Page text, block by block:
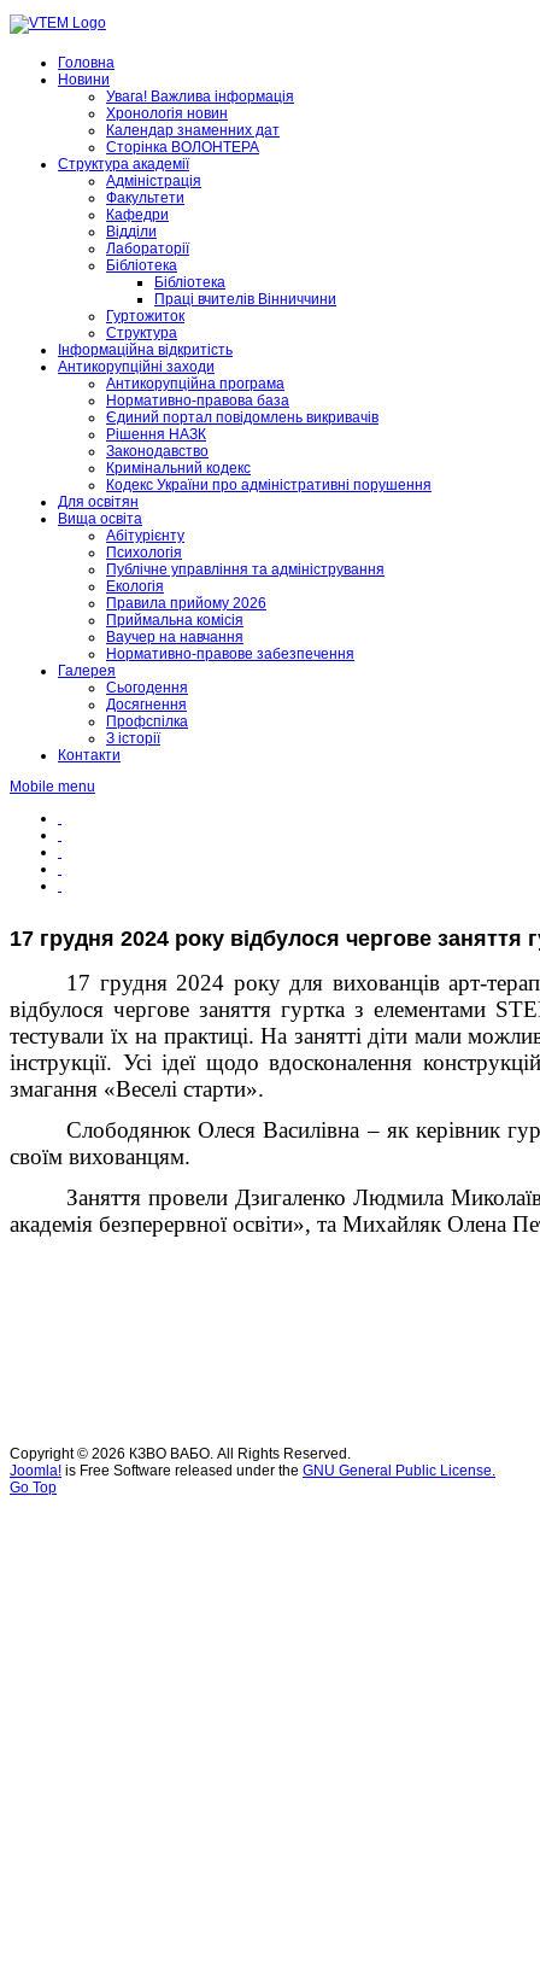
Головна
Новини
Увага! Важлива інформація
Хронологія новин
Календар знаменних дат
Сторінка ВОЛОНТЕРА
Структура академії
Адміністрація
Факультети
Кафедри
Відділи
Лабораторії
Бібліотека
Бібліотека
Праці вчителів Вінниччини
Гуртожиток
Структура
Інформаційна відкритість
Антикорупційні заходи
Антикорупційна програма
Нормативно-правова база
Єдиний портал повідомлень викривачів
Рішення НАЗК
Законодавство
Кримінальний кодекс
Кодекс України про адміністративні порушення
Для освітян
Вища освіта
Абітурієнту
Психологія
Публічне управління та адміністрування
Екологія
Правила прийому 2026
Приймальна комісія
Ваучер на навчання
Нормативно-правове забезпечення
Галерея
Сьогодення
Досягнення
Профспілка
З історії
Контакти
Mobile menu
17 грудня 2024 року відбулося чергове
17 грудня 2024 року для вихованців арт-
відбулося чергове заняття гуртка з елементами
тестували їх на практиці. На занятті діти мали
інструкції. Усі ідеї щодо вдосконалення
змагання «Веселі старти».
Слободянюк Олеся Василівна – як керівник
своїм вихованцям.
Заняття провели Дзигаленко Людмила
академія безперервної освіти», та Михайляк Олена
Copyright © 2026 КЗВО ВАБО. All Rights Reserved.
Joomla! is Free Software released under the GNU General Public License.
Go Top